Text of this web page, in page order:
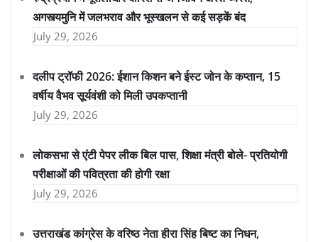
अगस्त्यमुनि में जलभराव और भूस्खलन से कई सड़कें बंद
July 29, 2026
दलीप ट्रॉफी 2026: ईशान किशन बने ईस्ट जोन के कप्तान, 15
वर्षीय वैभव सूर्यवंशी को मिली उपकप्तानी
July 29, 2026
लोकसभा से एंटी पेपर लीक बिल पास, शिक्षा मंत्री बोले- प्रतियोगी
परीक्षाओं की पवित्रता की होगी रक्षा
July 29, 2026
उत्तराखंड कांग्रेस के वरिष्ठ नेता हीरा सिंह बिष्ट का निधन,